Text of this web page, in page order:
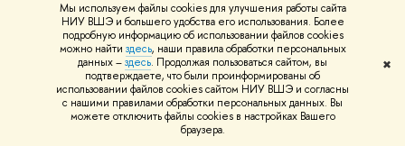
Мы используем файлы cookies для улучшения работы сайта
НИУ ВШЭ и большего удобства его использования. Более
подробную информацию об использовании файлов cookies
можно найти здесь, наши правила обработки персональных
данных –здесь. Продолжая пользоваться сайтом, вы
подтверждаете, что были проинформированы об
использовании файлов cookies сайтом НИУ ВШЭ и согласны
с нашими правилами обработки персональных данных. Вы
можете отключить файлы cookies в настройках Вашего
браузера.
✖
Тимшин Виталий Евгеньевич
(01.03.1923)